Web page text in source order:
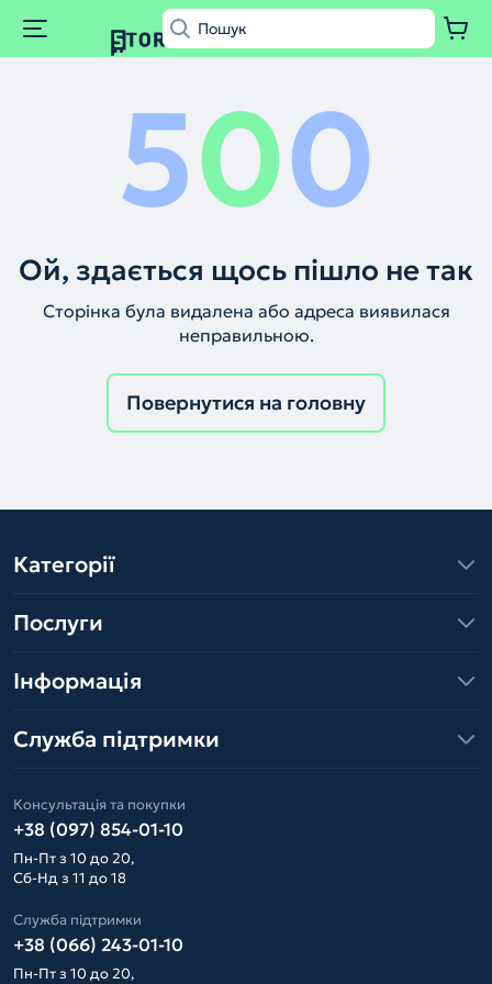
500
Ой, здається щось пішло не так
Сторінка була видалена або адреса виявилася
неправильною.
Повернутися на головну
Категорії
Послуги
Інформація
Служба підтримки
Консультація та покупки
+38 (097) 854-01-10
Пн-Пт з 10 до 20,
Сб-Нд з 11 до 18
Служба підтримки
+38 (066) 243-01-10
Пн-Пт з 10 до 20,